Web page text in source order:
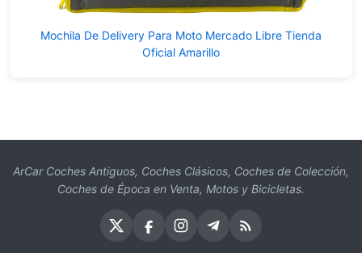
Mochila De Delivery Para Moto Mercado Libre Tienda
Oficial Amarillo
ArCar Coches Antiguos, Coches Clásicos, Coches de Colección,
Coches de Época en Venta, Motos y Bicicletas.